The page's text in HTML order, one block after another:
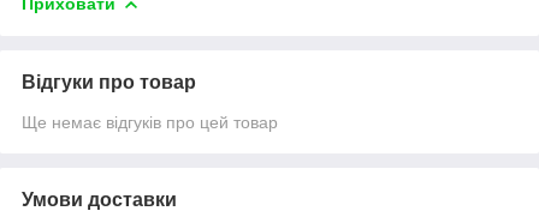
Відгуки про товар
Ще немає відгуків про цей товар
Умови доставки